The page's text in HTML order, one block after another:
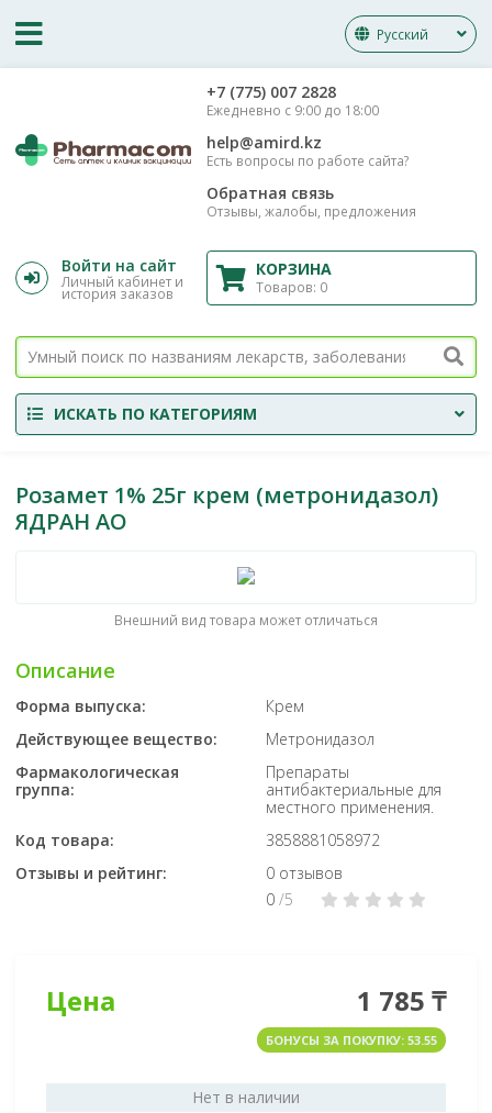
Русский
‎+7 (775) 007 2828
Ежедневно с 9:00 до 18:00
help@amird.kz
Есть вопросы по работе сайта?
Обратная связь
Отзывы, жалобы, предложения
Войти на сайт
Личный кабинет и
история заказов
КОРЗИНА
Товаров: 0
ИСКАТЬ ПО КАТЕГОРИЯМ
Розамет 1% 25г крем (метронидазол)
ЯДРАН АО
Внешний вид товара может отличаться
Описание
Форма выпуска:
Крем
Действующее вещество:
Метронидазол
Фармакологическая
группа:
Препараты
антибактериальные для
местного применения.
Код товара:
3858881058972
Отзывы и рейтинг:
0 отзывов
0 /5
Цена 1 785 ₸
БОНУСЫ ЗА ПОКУПКУ: 53.55
Нет в наличии